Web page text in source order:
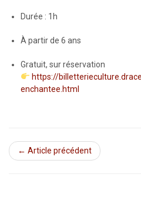
Durée : 1h
À partir de 6 ans
Gratuit, sur réservation
https://
enchantee.html
← Article précédent